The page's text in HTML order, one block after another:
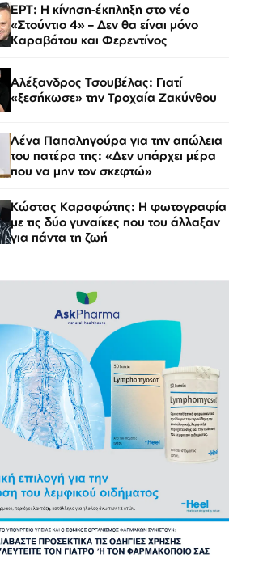
ΕΡΤ: Η κίνηση-έκπληξη στο νέο
«Στούντιο 4» – Δεν θα είναι μόνο
Καραβάτου και Φερεντίνος
Αλέξανδρος Τσουβέλας: Γιατί
«ξεσήκωσε» την Τροχαία Ζακύνθου
Λένα Παπαληγούρα για την απώλεια
του πατέρα της: «Δεν υπάρχει μέρα
που να μην τον σκεφτώ»
Κώστας Καραφώτης: Η φωτογραφία
με τις δύο γυναίκες που του άλλαξαν
για πάντα τη ζωή